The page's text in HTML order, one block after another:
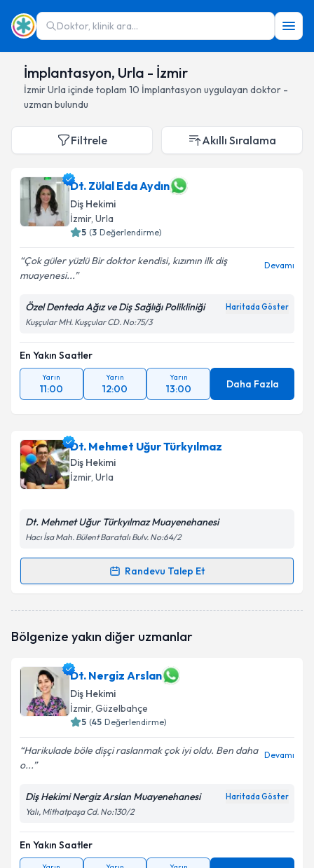
Doktor, klinik ara...
İmplantasyon, Urla - İzmir
İzmirUrla içinde toplam 10 İmplantasyon uygulayan doktor -
uzman bulundu
Filtrele Akıllı Sıralama
Dt. Zülal Eda Aydın
Diş Hekimi
İzmir, Urla
5 (3 Değerlendirme)
Çok güler yüzlü Bir doktor kendisi, kızımın ilk diş
muayenesi...
Devamı
Özel Denteda Ağız ve Diş Sağlığı Polikliniği Haritada Göster
Kuşçular MH. Kuşçular CD. No:75/3
En Yakın Saatler
Yarın
11:00
Yarın
12:00
Yarın
13:00 Daha Fazla
Dt. Mehmet Uğur Türkyılmaz
Diş Hekimi
İzmir, Urla
Dt. Mehmet Uğur Türkyılmaz Muayenehanesi
Hacı İsa Mah. Bülent Baratalı Bulv. No:64/2
Randevu Talep Et
Randevu Takvimi Talebi
talebi oluşturun. Size bu uzmandan randevu almanız
bilgilendireceğiz.
E-posta Adresiniz
kapsamda işlenmesini kabul ediyorum.
Takvim Talebini Gönder
Bölgenize yakın diğer uzmanlar
Dt. Nergiz Arslan
Diş Hekimi
İzmir, Güzelbahçe
5 (45 Değerlendirme)
Harikulade böle dișçi raslanmak çok iyi oldu. Ben daha
o...
Devamı
Diş Hekimi Nergiz Arslan Muayenehanesi Haritada Göster
Yalı, Mithatpaşa Cd. No:130/2
En Yakın Saatler